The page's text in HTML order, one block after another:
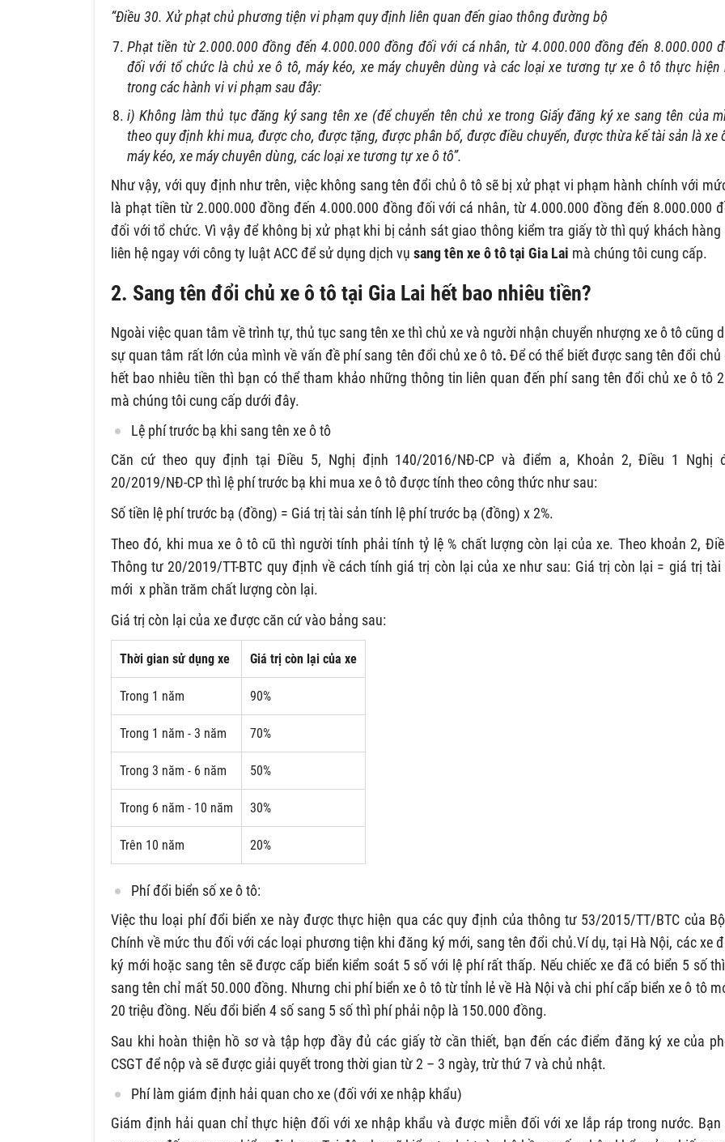
“Điều 30. Xử phạt chủ phương tiện vi phạm quy định liên quan đến giao thông đường bộ
Phạt tiền từ 2.000.000 đồng đến 4.000.000 đồng đối với cá nhân, từ 4.000.000 đồng đến 8.000.000
đối với tổ chức là chủ xe ô tô, máy kéo, xe máy chuyên dùng và các loại xe tương tự xe ô tô thực hiện
trong các hành vi vi phạm sau đây:
i) Không làm thủ tục đăng ký sang tên xe (để chuyển tên chủ xe trong Giấy đăng ký xe sang tên của
theo quy định khi mua, được cho, được tặng, được phân bổ, được điều chuyển, được thừa kế tài sản là xe
máy kéo, xe máy chuyên dùng, các loại xe tương tự xe ô tô”.
Như vậy, với quy định như trên, việc không sang tên đổi chủ ô tô sẽ bị xử phạt vi phạm hành chính với
là phạt tiền từ 2.000.000 đồng đến 4.000.000 đồng đối với cá nhân, từ 4.000.000 đồng đến 8.000.000
đối với tổ chức. Vì vậy để không bị xử phạt khi bị cảnh sát giao thông kiểm tra giấy tờ thì quý khách hàng
liên hệ ngay với công ty luật ACC để sử dụng dịch vụ sang tên xe ô tô tại Gia Lai mà chúng tôi cung cấp.
2. Sang tên đổi chủ xe ô tô tại Gia Lai hết bao nhiêu tiền?
Ngoài việc quan tâm về trình tự, thủ tục sang tên xe thì chủ xe và người nhận chuyển nhượng xe ô tô cũng
sự quan tâm rất lớn của mình về vấn đề phí sang tên đổi chủ xe ô tô. Để có thể biết được sang tên đổi chủ
hết bao nhiêu tiền thì bạn có thể tham khảo những thông tin liên quan đến phí sang tên đổi chủ xe ô tô
mà chúng tôi cung cấp dưới đây.
Lệ phí trước bạ khi sang tên xe ô tô
Căn cứ theo quy định tại Điều 5, Nghị định 140/2016/NĐ-CP và điểm a, Khoản 2, Điều 1 Nghị
20/2019/NĐ-CP thì lệ phí trước bạ khi mua xe ô tô được tính theo công thức như sau:
Số tiền lệ phí trước bạ (đồng) = Giá trị tài sản tính lệ phí trước bạ (đồng) x 2%.
Theo đó, khi mua xe ô tô cũ thì người tính phải tính tỷ lệ % chất lượng còn lại của xe. Theo khoản 2,
Thông tư 20/2019/TT-BTC quy định về cách tính giá trị còn lại của xe như sau: Giá trị còn lại = giá trị tài
mới x phần trăm chất lượng còn lại.
Giá trị còn lại của xe được căn cứ vào bảng sau:
Thời gian sử dụng xe Giá trị còn lại của xe
Trong 1 năm 90%
Trong 1 năm - 3 năm 70%
Trong 3 năm - 6 năm 50%
Trong 6 năm - 10 năm 30%
Trên 10 năm 20%
Phí đổi biển số xe ô tô:
Việc thu loại phí đổi biển xe này được thực hiện qua các quy định của thông tư 53/2015/TT/BTC của
Chính về mức thu đối với các loại phương tiện khi đăng ký mới, sang tên đổi chủ.Ví dụ, tại Hà Nội, các xe
ký mới hoặc sang tên sẽ được cấp biển kiểm soát 5 số với lệ phí rất thấp. Nếu chiếc xe đã có biển 5 số
sang tên chỉ mất 50.000 đồng. Nhưng chi phí biển xe ô tô từ tỉnh lẻ về Hà Nội và chi phí cấp biển xe ô tô
20 triệu đồng. Nếu đổi biển 4 số sang 5 số thì phí phải nộp là 150.000 đồng.
Sau khi hoàn thiện hồ sơ và tập hợp đầy đủ các giấy tờ cần thiết, bạn đến các điểm đăng ký xe của
CSGT để nộp và sẽ được giải quyết trong thời gian từ 2 – 3 ngày, trừ thứ 7 và chủ nhật.
Phí làm giám định hải quan cho xe (đối với xe nhập khẩu)
Giám định hải quan chỉ thực hiện đối với xe nhập khẩu và được miễn đối với xe lắp ráp trong nước. Bạn